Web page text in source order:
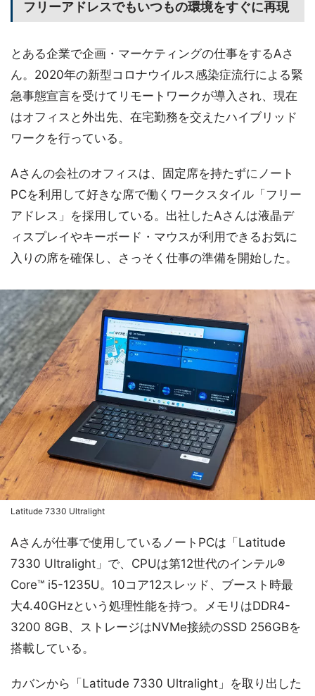
フリーアドレスでもいつもの環境をすぐに再現
とある企業で企画・マーケティングの仕事をするAさ
ん。2020年の新型コロナウイルス感染症流行による緊
急事態宣言を受けてリモートワークが導入され、現在
はオフィスと外出先、在宅勤務を交えたハイブリッド
ワークを行っている。
Aさんの会社のオフィスは、固定席を持たずにノート
PCを利用して好きな席で働くワークスタイル「フリー
アドレス」を採用している。出社したAさんは液晶デ
ィスプレイやキーボード・マウスが利用できるお気に
入りの席を確保し、さっそく仕事の準備を開始した。
Latitude 7330 Ultralight
Aさんが仕事で使用しているノートPCは「Latitude
7330 Ultralight」で、CPUは第12世代のインテル®
Core™ i5-1235U。10コア12スレッド、ブースト時最
大4.40GHzという処理性能を持つ。メモリはDDR4-
3200 8GB、ストレージはNVMe接続のSSD 256GBを
搭載している。
カバンから「Latitude 7330 Ultralight」を取り出した